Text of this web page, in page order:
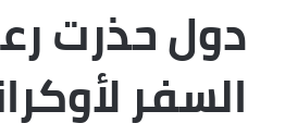
دول حذرت
السفر